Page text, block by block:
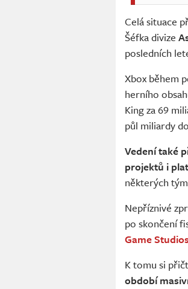
Celá situace
Šéfka divize
posledních
Xbox během
herního
King za 69
půl miliardy
Vedení také
projektů i
některých
Nepříznivé
po skončení
Game
K tomu si
období